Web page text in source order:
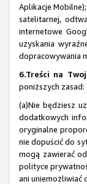
Aplikacje
satelitarnej,
internetowe
uzyskania
dopracowywania
6.Treści na
poniższych zasad:
(a)Nie będziesz
dodatkowych
oryginalne
nie dopuścić do
mogą zawierać
polityce
ani uniemożliwiać